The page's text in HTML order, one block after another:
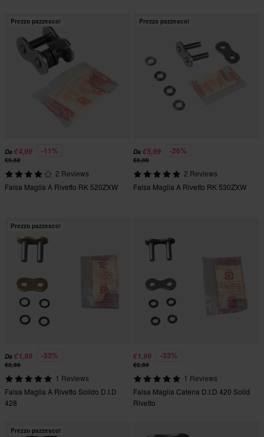
Prezzo pazzesco!
Da €4,99 -11%
€5,62
2 Reviews
Falsa Maglia A Rivetto RK 520ZXW
Prezzo pazzesco!
Da €5,99 -26%
€8,08
2 Reviews
Falsa Maglia A Rivetto RK 530ZXW
Prezzo pazzesco!
Da €1,99 -33%
€2,99
1 Reviews
Falsa Maglia A Rivetto Solido D.I.D
428
€1,99 -33%
€2,99
1 Reviews
Falsa Maglia Catena D.I.D 420 Solid
Rivetto
Prezzo pazzesco!